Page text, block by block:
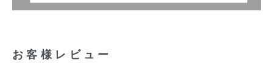
お客様レビュー